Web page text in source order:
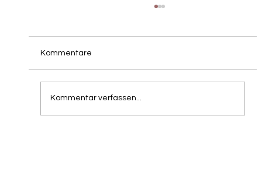
Kommentare
Kommentar verfassen...